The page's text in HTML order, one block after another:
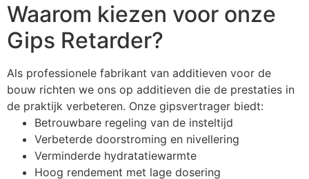
Waarom kiezen voor onze
Gips Retarder?
Als professionele fabrikant van additieven voor de
bouw richten we ons op additieven die de prestaties in
de praktijk verbeteren. Onze gipsvertrager biedt:
Betrouwbare regeling van de insteltijd
Verbeterde doorstroming en nivellering
Verminderde hydratatiewarmte
Hoog rendement met lage dosering